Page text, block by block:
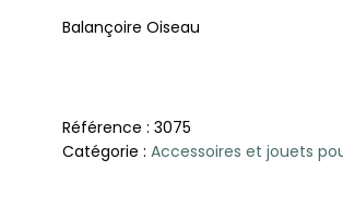
Balançoire Oiseau
Référence : 3075
Catégorie : Accessoires et jouets